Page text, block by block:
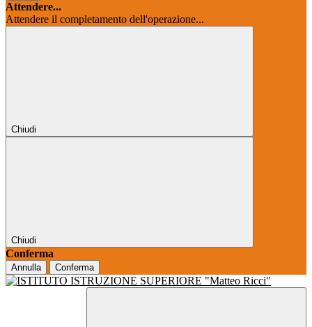
Attendere...
Attendere il completamento dell'operazione...
Chiudi
Chiudi
Conferma
Annulla Conferma